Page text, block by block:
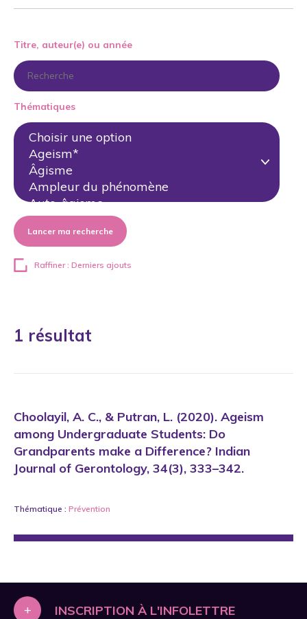
Titre, auteur(e) ou année
Thématiques
Lancer ma recherche
Raffiner : Derniers ajouts
1 résultat
Choolayil, A. C., & Putran, L. (2020). Ageism
among Undergraduate Students: Do
Grandparents make a Difference? Indian
Journal of Gerontology, 34(3), 333–342.
Thématique : Prévention
+ INSCRIPTION À L'INFOLETTRE